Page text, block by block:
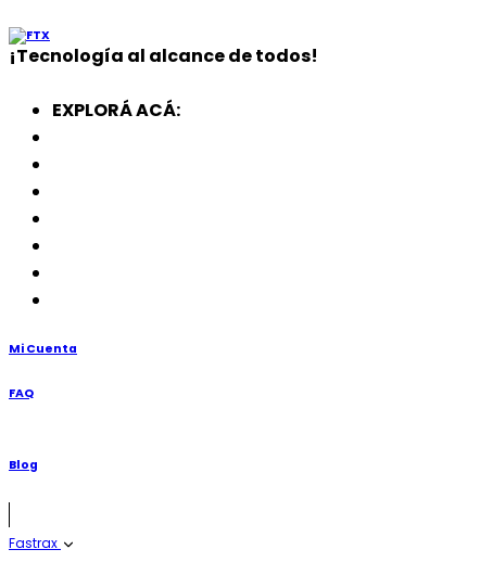
¡Tecnología al alcance de todos!
EXPLORÁ ACÁ:
Mi Cuenta
FAQ
Blog
Fastrax